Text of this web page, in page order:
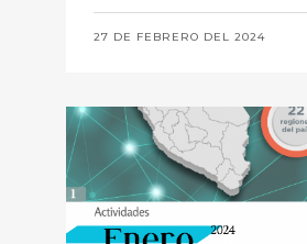
27 DE FEBRERO DEL 2024